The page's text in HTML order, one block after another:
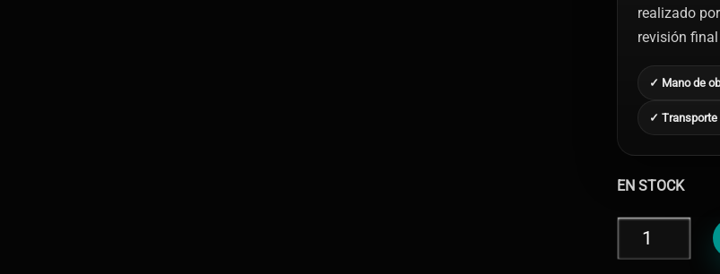
realizado
revisión
✓ Mano de
✓ Transporte
EN STOCK
Reparar
Placa